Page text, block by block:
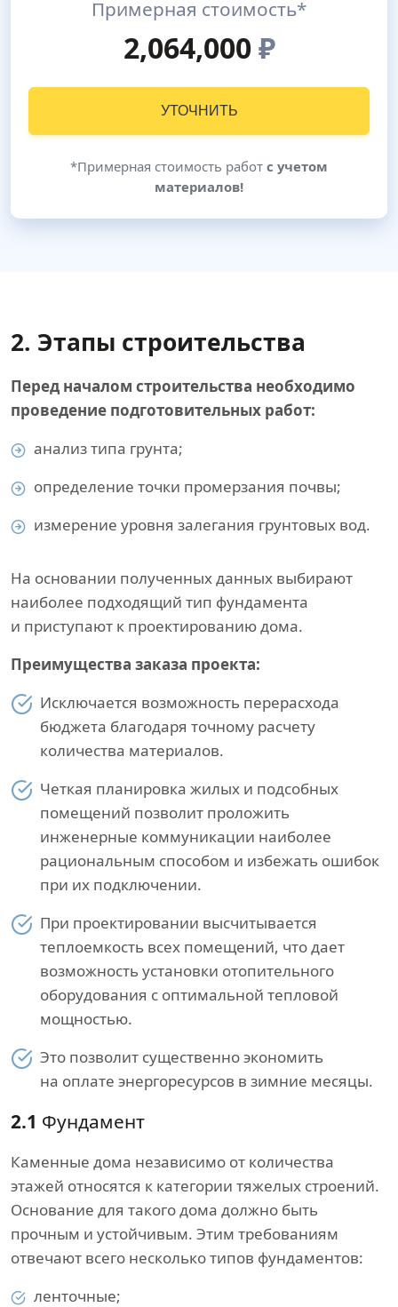
Примерная стоимость*
2,064,000₽
УТОЧНИТЬ
*Примерная стоимость работ с учетом
материалов!
2. Этапы строительства
Перед началом строительства необходимо
проведение подготовительных работ:
анализ типа грунта;
определение точки промерзания почвы;
измерение уровня залегания грунтовых вод.
На основании полученных данных выбирают
наиболее подходящий тип фундамента
и приступают к проектированию дома.
Преимущества заказа проекта:
Исключается возможность перерасхода
бюджета благодаря точному расчету
количества материалов.
Четкая планировка жилых и подсобных
помещений позволит проложить
инженерные коммуникации наиболее
рациональным способом и избежать ошибок
при их подключении.
При проектировании высчитывается
теплоемкость всех помещений, что дает
возможность установки отопительного
оборудования с оптимальной тепловой
мощностью.
Это позволит существенно экономить
на оплате энергоресурсов в зимние месяцы.
2.1 Фундамент
Каменные дома независимо от количества
этажей относятся к категории тяжелых строений.
Основание для такого дома должно быть
прочным и устойчивым. Этим требованиям
отвечают всего несколько типов фундаментов:
ленточные;